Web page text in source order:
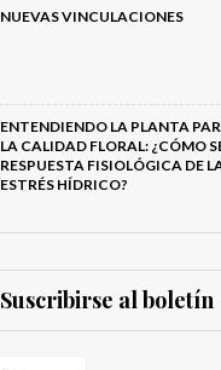
NUEVAS VINCULACIONES
ENTENDIENDO LA PLANTA
LA CALIDAD FLORAL: ¿CÓMO
RESPUESTA FISIOLÓGICA DE
ESTRÉS HÍDRICO?
Suscribirse al boletín